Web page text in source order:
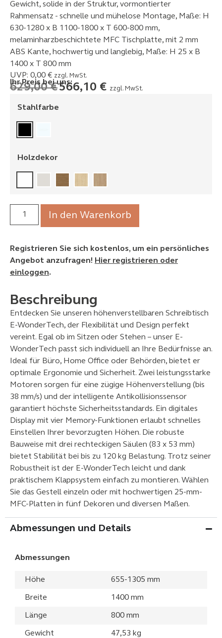
Gewicht, solide in der Struktur, vormontierter
Rahmensatz - schnelle und mühelose Montage, Maße: H
630-1280 x B 1100-1800 x T 600-800 mm,
melaminharzbeschichtete MFC Tischplatte, mit 2 mm
ABS Kante, hochwertig und langlebig, Maße: H 25 x B
1400 x T 800 mm
UVP: 0,00 € zzgl. MwSt.
Ihr Preis bei uns:
629,00€566,10 € zzgl. MwSt.
Stahlfarbe
Holzdekor
In den Warenkorb
Registrieren Sie sich kostenlos, um ein persönliches
Angebot anzufragen! Hier registrieren oder
einloggen.
Beschreibung
Entdecken Sie unseren höhenverstellbaren Schreibtisch
E-WonderTech, der Flexibilität und Design perfekt
vereint. Egal ob im Sitzen oder Stehen – unser E-
WonderTech passt sich individuell an Ihre Bedürfnisse an.
Ideal für Büro, Home Office oder Behörden, bietet er
optimale Ergonomie und Sicherheit. Zwei leistungsstarke
Motoren sorgen für eine zügige Höhenverstellung (bis
38 mm/s) und der intelligente Antikollisionssensor
garantiert höchste Sicherheitsstandards. Ein digitales
Display mit vier Memory-Funktionen erlaubt schnelles
Einstellen Ihrer bevorzugten Höhen. Die robuste
Bauweise mit drei rechteckigen Säulen (83 x 53 mm)
bietet Stabilität bei bis zu 120 kg Belastung. Trotz seiner
Robustheit ist der E-WonderTech leicht und dank
praktischem Klappsystem einfach zu montieren. Wählen
Sie das Gestell einzeln oder mit hochwertigen 25-mm-
MFC-Platten in fünf Dekoren und diversen Maßen.
Abmessungen und Details
Abmessungen
Höhe 655-1305 mm
Breite 1400 mm
Länge 800 mm
Gewicht 47,53 kg